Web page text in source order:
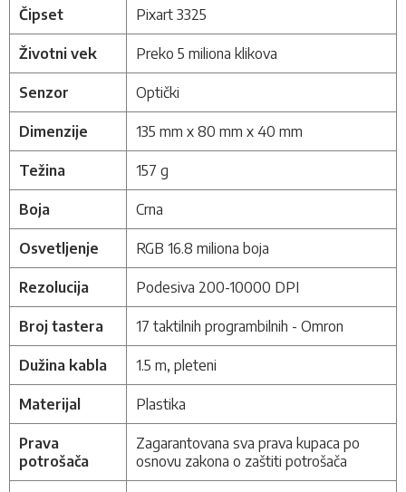
Čipset Pixart 3325
Životni vek Preko 5 miliona klikova
Senzor Optički
Dimenzije 135 mm x 80 mm x 40 mm
Težina 157 g
Boja Crna
Osvetljenje RGB 16.8 miliona boja
Rezolucija Podesiva 200-10000 DPI
Broj tastera 17 taktilnih programbilnih - Omron
Dužina kabla 1.5 m, pleteni
Materijal Plastika
Prava
potrošača
Zagarantovana sva prava kupaca po
osnovu zakona o zaštiti potrošača